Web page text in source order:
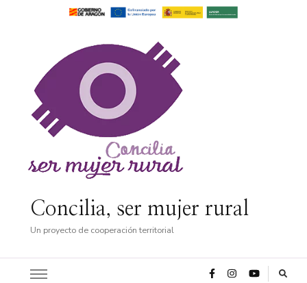
Concilia, ser mujer rural
Un proyecto de cooperación territorial